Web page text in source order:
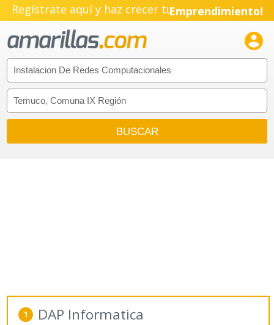
Regístrate aquí y haz crecer tuEmprendimiento!

1 DAP Informatica